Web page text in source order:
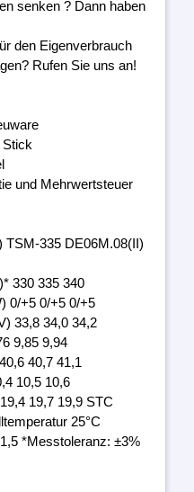
senken ? Dann haben
den Eigenverbrauch
Rufen Sie uns an!
Stick
und Mehrwertsteuer
TSM-335 DE06M.08(II)
330 335 340
0/+5 0/+5 0/+5
33,8 34,0 34,2
9,85 9,94
40,7 41,1
10,5 10,6
19,7 19,9 STC
25°C
*Messtoleranz: ±3%